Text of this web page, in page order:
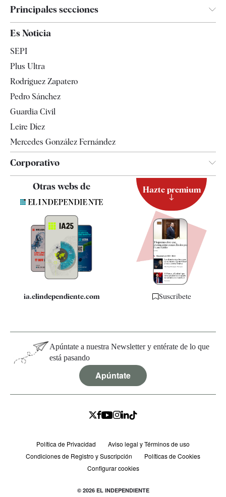
Principales secciones
España
Televisión
Es Noticia
SEPI
Plus Ultra
Rodríguez Zapatero
Pedro Sánchez
Guardia Civil
Leire Díez
Mercedes González Fernández
Corporativo
Contacto
Quiénes somos
Especificaciones
Otras webs de
ia.elindependiente.com
Hazte premium
Suscríbete
Apúntate a nuestra Newsletter y entérate de lo que
está pasando
Apúntate
Política de Privacidad
Aviso legal y Términos de uso
Condiciones de Registro y Suscripción
Políticas de Cookies
Configurar cookies
© 2026 EL INDEPENDIENTE